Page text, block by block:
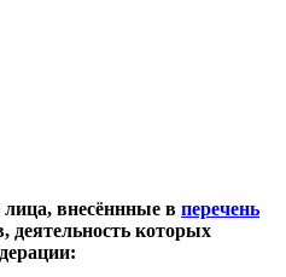
внесённные в перечень
деятельность которых